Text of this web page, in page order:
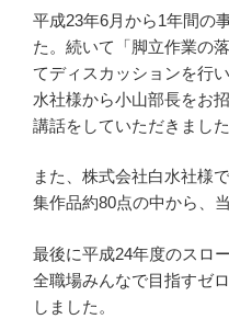
平成23年6月から1年間の
た。続いて「脚立作業の
てディスカッションを行
水社様から小山部長をお
講話をしていただきました
また、株式会社白水社様
集作品約80点の中から、
最後に平成24年度のスロ
全職場みんなで目指すゼ
しました。